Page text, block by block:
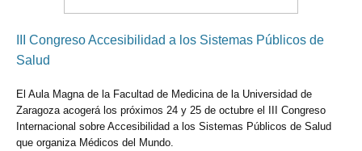
III Congreso Accesibilidad a los Sistemas Públicos de
Salud
El Aula Magna de la Facultad de Medicina de la Universidad de
Zaragoza acogerá los próximos 24 y 25 de octubre el III Congreso
Internacional sobre Accesibilidad a los Sistemas Públicos de Salud
que organiza Médicos del Mundo.